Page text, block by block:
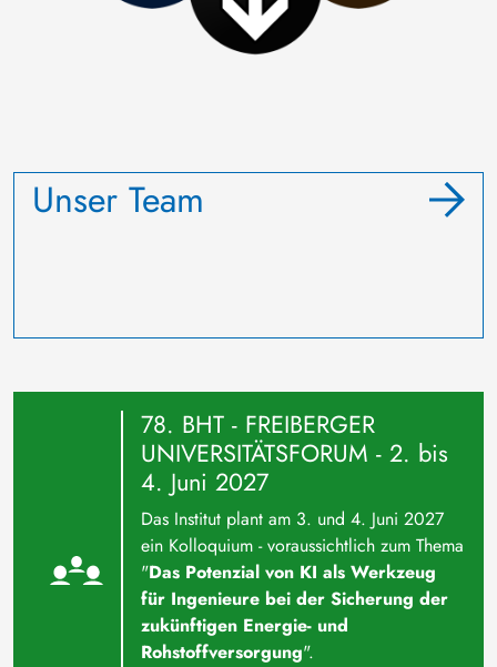
Unser Team
78. BHT - FREIBERGER
UNIVERSITÄTSFORUM - 2. bis
4. Juni 2027
Das Institut plant am 3. und 4. Juni 2027
ein Kolloquium - voraussichtlich zum Thema
"Das Potenzial von KI als Werkzeug
für Ingenieure bei der Sicherung der
zukünftigen Energie- und
Rohstoffversorgung".